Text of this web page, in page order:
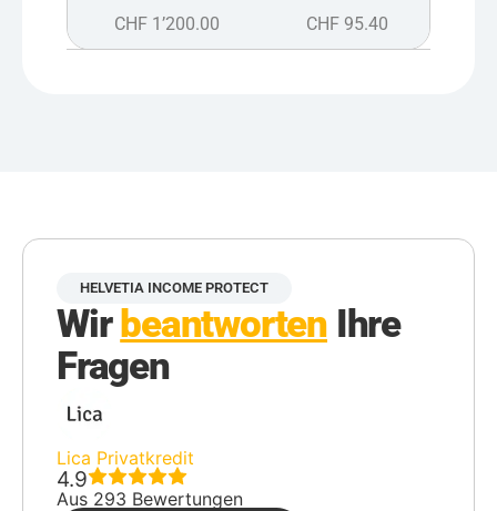
CHF 1’200.00 CHF 95.40
HELVETIA INCOME PROTECT
Wir beantworten Ihre
Fragen
Lica Privatkredit
4.9
Aus 293 Bewertungen